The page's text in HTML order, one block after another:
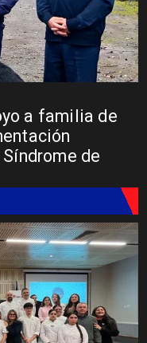
a familia de
de